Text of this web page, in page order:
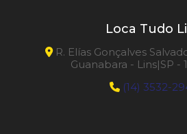
Riscadeira de Piso 75
Riscadeira de Piso 90
Loca Tudo
R. Elías Gonçalves
Guanabara - Lins|SP -
(14) 3532-